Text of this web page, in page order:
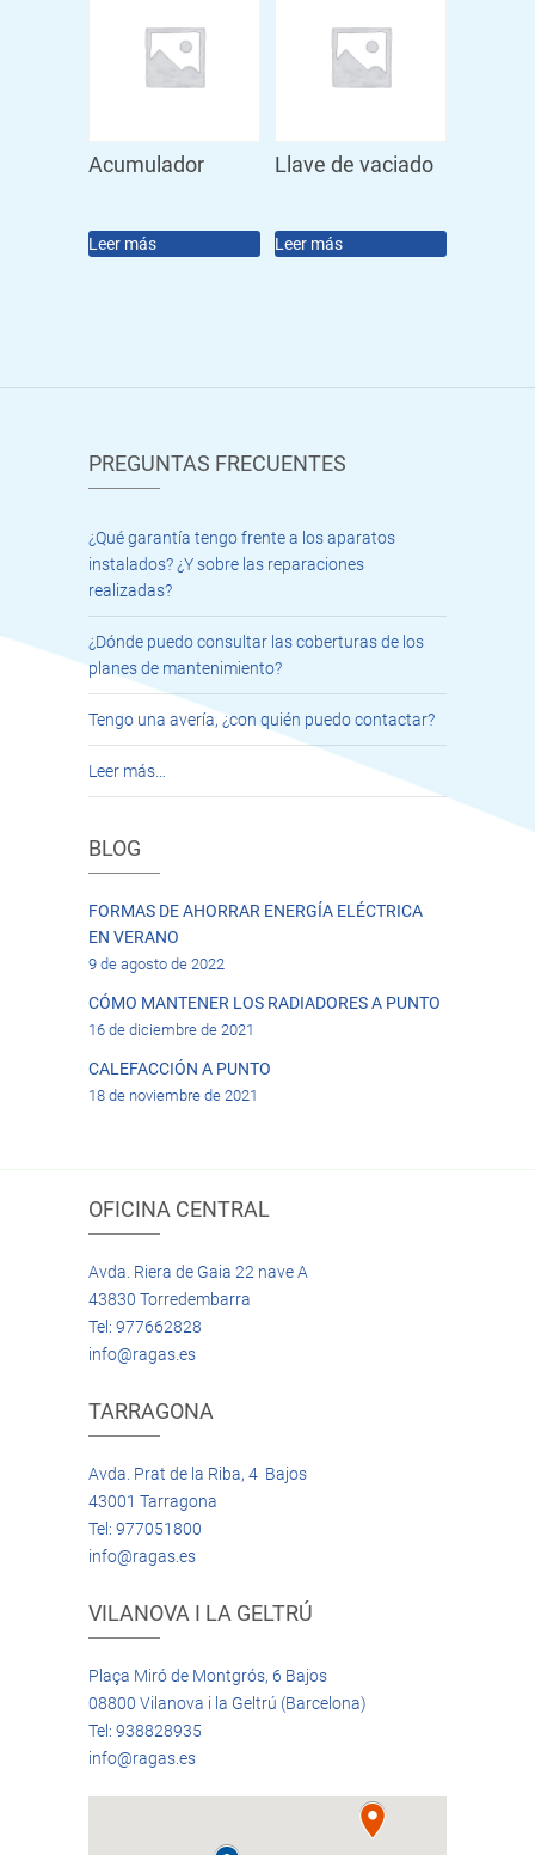
Acumulador
Leer más
Llave de vaciado
Leer más
PREGUNTAS FRECUENTES
¿Qué garantía tengo frente a los aparatos
instalados? ¿Y sobre las reparaciones
realizadas?
¿Dónde puedo consultar las coberturas de los
planes de mantenimiento?
Tengo una avería, ¿con quién puedo contactar?
Leer más…
BLOG
FORMAS DE AHORRAR ENERGÍA ELÉCTRICA
EN VERANO
9 de agosto de 2022
CÓMO MANTENER LOS RADIADORES A PUNTO
16 de diciembre de 2021
CALEFACCIÓN A PUNTO
18 de noviembre de 2021
OFICINA CENTRAL
Avda. Riera de Gaia 22 nave A
43830 Torredembarra
Tel: 977662828
info@ragas.es
TARRAGONA
Avda. Prat de la Riba, 4 Bajos
43001 Tarragona
Tel: 977051800
info@ragas.es
VILANOVA I LA GELTRÚ
Plaça Miró de Montgrós, 6 Bajos
08800 Vilanova i la Geltrú (Barcelona)
Tel: 938828935
info@ragas.es